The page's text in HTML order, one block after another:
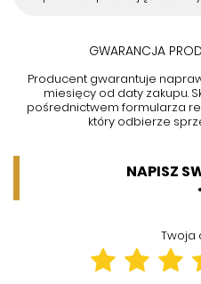
GWARANCJA
Producent gwarantuje
miesięcy od daty zakupu.
pośrednictwem formularza
który odbierze
NAPISZ
Twoja